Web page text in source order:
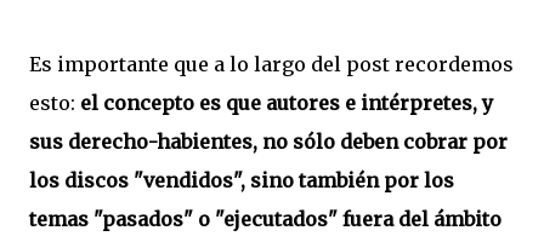
Es importante que a lo largo del post recordemos
esto: el concepto es que autores e intérpretes, y
sus derecho-habientes, no sólo deben cobrar por
los discos "vendidos", sino también por los
temas "pasados" o "ejecutados" fuera del ámbito